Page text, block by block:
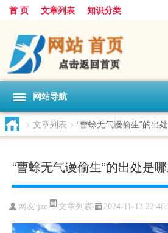
首 页 文章列表 知识分类
网站导航
> 文章列表 > “曹蜍无气谩偷生”的出
“曹蜍无气谩偷生”的出处是
网友:jzc 文章列表 2024-11-13